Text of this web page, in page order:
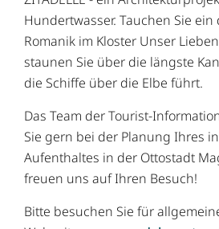
Hundertwasser. Tauchen Sie ein
Romanik im Kloster Unser
staunen Sie über die längste
die Schiffe über die Elbe führt.
Das Team der Tourist-
Sie gern bei der Planung Ihres
Aufenthaltes in der Ottostadt
freuen uns auf Ihren Besuch!
Bitte besuchen Sie für